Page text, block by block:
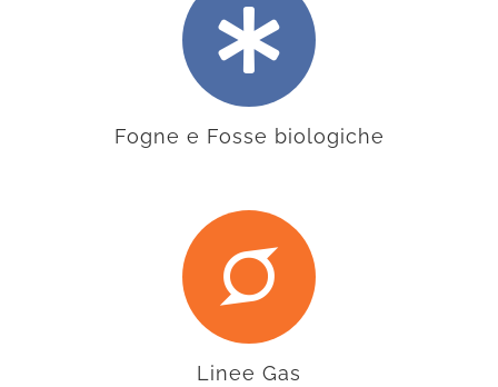
Fogne e Fosse biologiche
Linee Gas